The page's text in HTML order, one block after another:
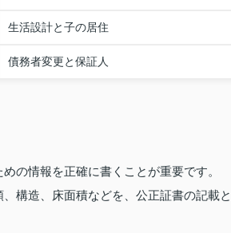
生活設計と子の居住
債務者変更と保証人
の情報を正確に書くことが重要です。
構造、床面積などを、公正証書の記載と